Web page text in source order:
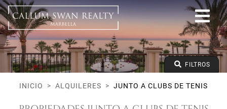
Junto a clubs de tenis
Todo Marbella
Todas las subareas
Todos los tipos
Precio desde
Precio hasta
Dormitorios mínimos FILTROS
INICIO ALQUILERES JUNTO A CLUBS DE TENIS